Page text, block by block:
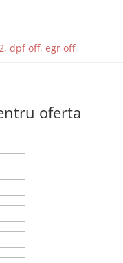
dpf off, egr off
oferta